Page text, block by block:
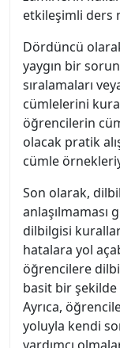
etkileşimli ders
Dördüncü
yaygın bir
sıralamaları
cümlelerini
öğrencilerin
olacak pratik
cümle
Son olarak,
anlaşılmaması
dilbilgisi
hatalara yol
öğrencilere
basit bir şekilde
Ayrıca,
yoluyla kendi